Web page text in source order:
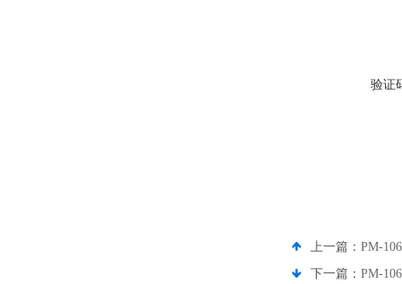
验证
上一篇： PM-
下一篇： PM-